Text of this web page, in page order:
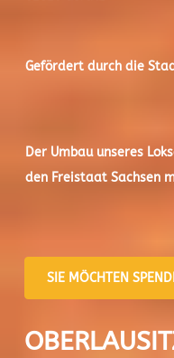
Gefördert durch die
Der Umbau unseres
den Freistaat Sachsen
SIE MÖCHTEN